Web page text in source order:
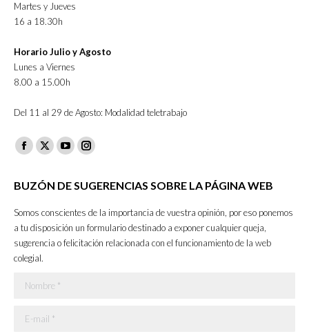
Martes y Jueves
16 a 18.30h
Horario Julio y Agosto
Lunes a Viernes
8.00 a 15.00h
Del 11 al 29 de Agosto: Modalidad teletrabajo
Facebook
opens
new
window
X
opens
new
window
YouTube
opens
new
window
Instagram
opens
in
new
window
BUZÓN DE SUGERENCIAS SOBRE LA PÁGINA WEB
Somos conscientes de la importancia de vuestra opinión, por eso ponemos
a tu disposición un formulario destinado a exponer cualquier queja,
sugerencia o felicitación relacionada con el funcionamiento de la web
colegial.
Nombre *
E-mail *